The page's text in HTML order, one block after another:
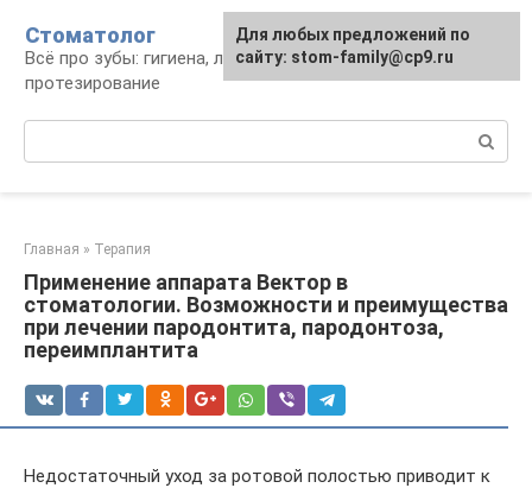
контенту
Стоматолог
Всё про зубы: гигиена, лечение,
протезирование
Главная » Терапия
Применение аппарата Вектор в
стоматологии. Возможности и преимущества
при лечении пародонтита, пародонтоза,
переимплантита
Недостаточный уход за ротовой полостью приводит к
Для любых предложений по
сайту: stom-family@cp9.ru